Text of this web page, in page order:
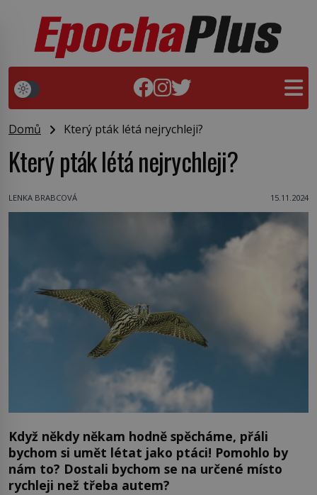
Domů Který pták létá nejrychleji?
Který pták létá nejrychleji?
LENKA BRABCOVÁ 15.11.2024
Když někdy někam hodně spěcháme, přáli
bychom si umět létat jako ptáci! Pomohlo by
nám to? Dostali bychom se na určené místo
rychleji než třeba autem?